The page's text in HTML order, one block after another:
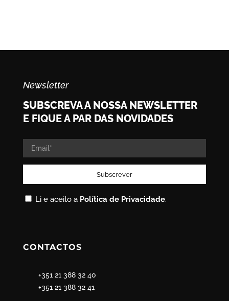
Newsletter
SUBSCREVA A NOSSA NEWSLETTER
E FIQUE A PAR DAS NOVIDADES
Li e aceito a Política de Privacidade.
CONTACTOS
+351 21 388 32 40
+351 21 388 32 41